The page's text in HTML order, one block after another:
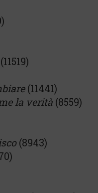
(11441)
la verità (8559)
(8943)